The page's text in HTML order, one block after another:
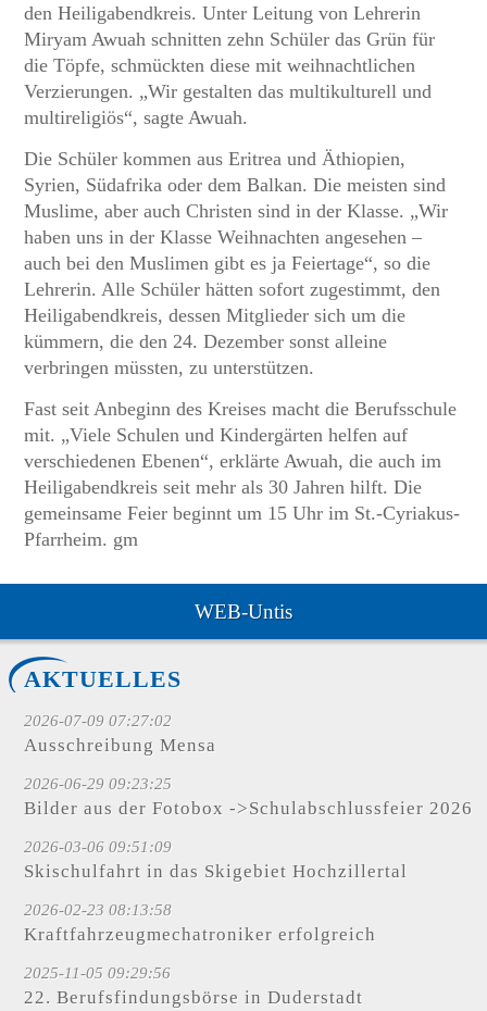
den Heiligabendkreis. Unter Leitung von Lehrerin
Miryam Awuah schnitten zehn Schüler das Grün für
die Töpfe, schmückten diese mit weihnachtlichen
Verzierungen. „Wir gestalten das multikulturell und
multireligiös“, sagte Awuah.
Die Schüler kommen aus Eritrea und Äthiopien,
Syrien, Südafrika oder dem Balkan. Die meisten sind
Muslime, aber auch Christen sind in der Klasse. „Wir
haben uns in der Klasse Weihnachten angesehen –
auch bei den Muslimen gibt es ja Feiertage“, so die
Lehrerin. Alle Schüler hätten sofort zugestimmt, den
Heiligabendkreis, dessen Mitglieder sich um die
kümmern, die den 24. Dezember sonst alleine
verbringen müssten, zu unterstützen.
Fast seit Anbeginn des Kreises macht die Berufsschule
mit. „Viele Schulen und Kindergärten helfen auf
verschiedenen Ebenen“, erklärte Awuah, die auch im
Heiligabendkreis seit mehr als 30 Jahren hilft. Die
gemeinsame Feier beginnt um 15 Uhr im St.-Cyriakus-
Pfarrheim. gm
WEB-Untis
AKTUELLES
2026-07-09 07:27:02
Ausschreibung Mensa
2026-06-29 09:23:25
Bilder aus der Fotobox ->Schulabschlussfeier 2026
2026-03-06 09:51:09
Skischulfahrt in das Skigebiet Hochzillertal
2026-02-23 08:13:58
Kraftfahrzeugmechatroniker erfolgreich
2025-11-05 09:29:56
22. Berufsfindungsbörse in Duderstadt